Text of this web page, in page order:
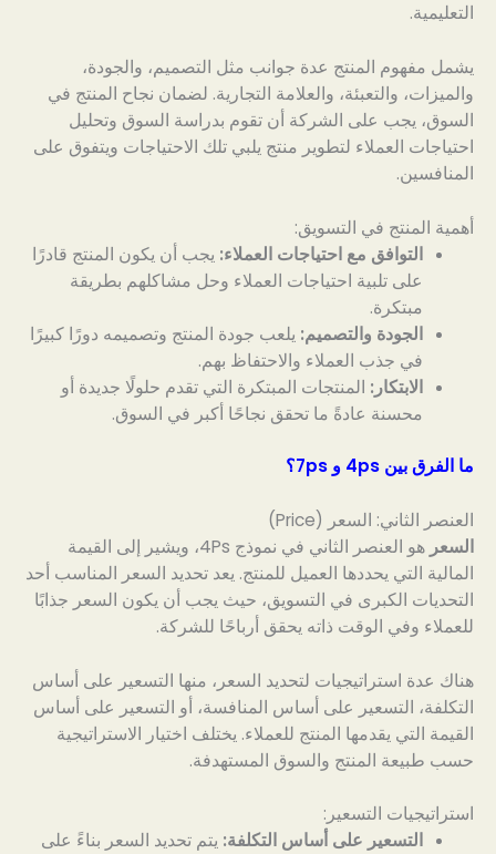
التعليمية.
يشمل مفهوم المنتج عدة جوانب مثل التصميم، والجودة،
والميزات، والتعبئة، والعلامة التجارية. لضمان نجاح المنتج في
السوق، يجب على الشركة أن تقوم بدراسة السوق وتحليل
احتياجات العملاء لتطوير منتج يلبي تلك الاحتياجات ويتفوق على
المنافسين.
أهمية المنتج في التسويق:
التوافق مع احتياجات العملاء: يجب أن يكون المنتج قادرًا
على تلبية احتياجات العملاء وحل مشاكلهم بطريقة
مبتكرة.
الجودة والتصميم: يلعب جودة المنتج وتصميمه دورًا كبيرًا
في جذب العملاء والاحتفاظ بهم.
الابتكار: المنتجات المبتكرة التي تقدم حلولًا جديدة أو
محسنة عادةً ما تحقق نجاحًا أكبر في السوق.
ما الفرق بين 4ps و 7ps؟
العنصر الثاني: السعر (Price)
السعر
هو العنصر الثاني في نموذج 4Ps، ويشير إلى القيمة
المالية التي يحددها العميل للمنتج. يعد تحديد السعر المناسب أحد
التحديات الكبرى في التسويق، حيث يجب أن يكون السعر جذابًا
للعملاء وفي الوقت ذاته يحقق أرباحًا للشركة.
هناك عدة استراتيجيات لتحديد السعر، منها التسعير على أساس
التكلفة، التسعير على أساس المنافسة، أو التسعير على أساس
القيمة التي يقدمها المنتج للعملاء. يختلف اختيار الاستراتيجية
حسب طبيعة المنتج والسوق المستهدفة.
استراتيجيات التسعير:
التسعير على أساس التكلفة: يتم تحديد السعر بناءً على